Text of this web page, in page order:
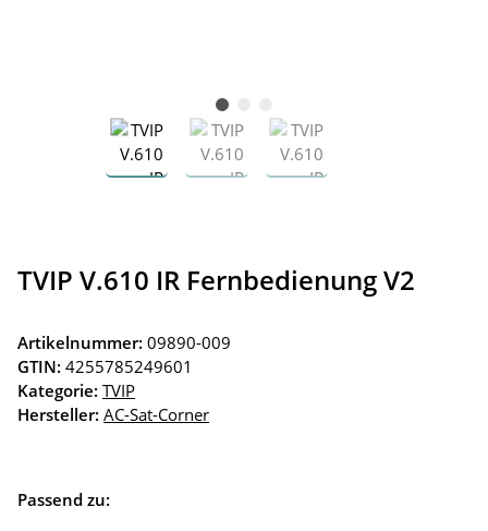
TVIP V.610 IR Fernbedienung V2
Artikelnummer: 09890-009
GTIN: 4255785249601
Kategorie: TVIP
Hersteller: AC-Sat-Corner
Passend zu: